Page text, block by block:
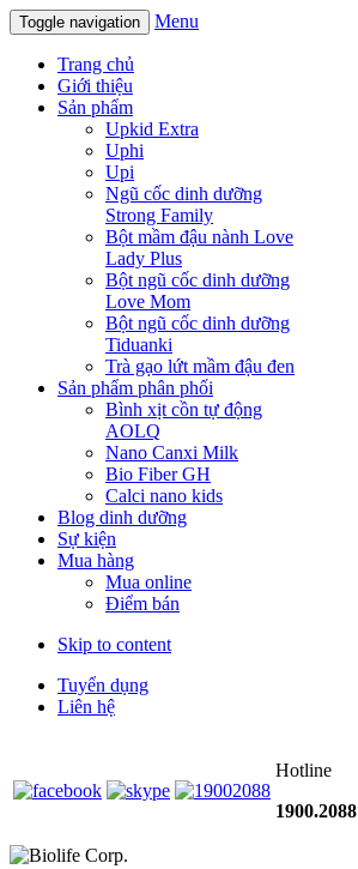
Toggle navigation Menu
Trang chủ
Giới thiệu
Sản phẩm
Upkid Extra
Uphi
Upi
Ngũ cốc dinh dưỡng
Strong Family
Bột mầm đậu nành Love
Lady Plus
Bột ngũ cốc dinh dưỡng
Love Mom
Bột ngũ cốc dinh dưỡng
Tiduanki
Trà gạo lứt mầm đậu đen
Sản phẩm phân phối
Bình xịt cồn tự động
AOLQ
Nano Canxi Milk
Bio Fiber GH
Calci nano kids
Blog dinh dưỡng
Sự kiện
Mua hàng
Mua online
Điểm bán
Skip to content
Tuyển dụng
Liên hệ
Hotline
1900.2088